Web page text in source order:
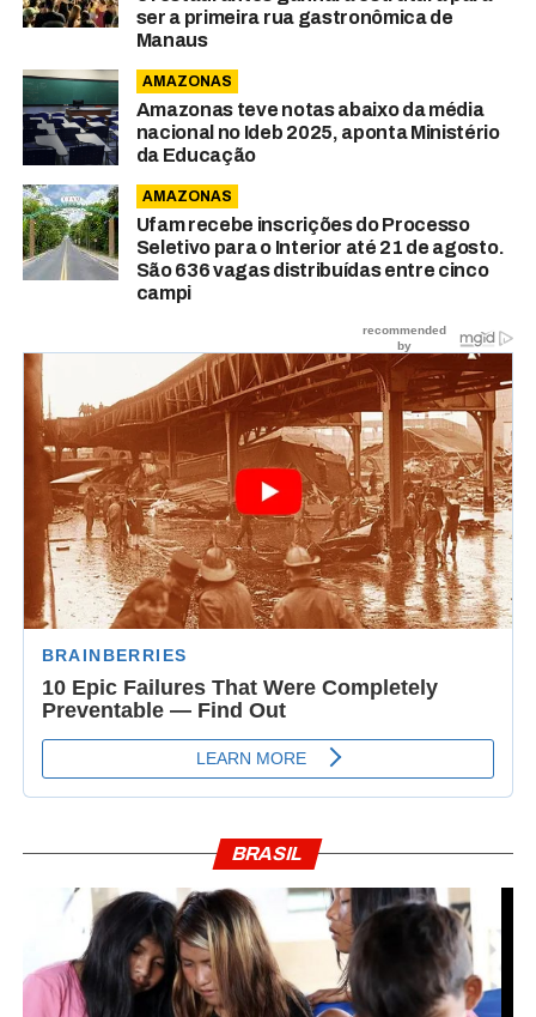
ser a primeira rua gastronômica de
Manaus
AMAZONAS
Amazonas teve notas abaixo da média
nacional no Ideb 2025, aponta Ministério
da Educação
AMAZONAS
Ufam recebe inscrições do Processo
Seletivo para o Interior até 21 de agosto.
São 636 vagas distribuídas entre cinco
campi
BRASIL